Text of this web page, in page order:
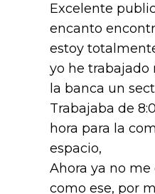
Excelente
encanto
estoy
yo he trabajado
la banca un
Trabajaba de
hora para la
espacio,
Ahora ya no
como ese, por